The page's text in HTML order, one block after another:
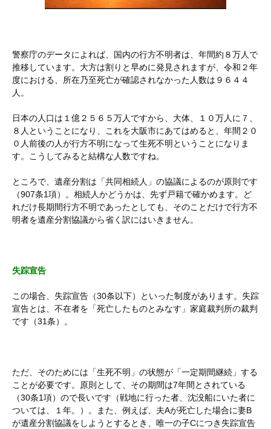
警察庁のデータによれば、国内の行方不明者は、年間約８万人で
推移しています。大方は割りと早めに発見されますが、令和２年
度における、所在乃至死亡が確認されなかった人数は９６４４
人。
日本の人口は１億２５６５万人ですから、大体、１０万人に７、
８人ということになり、これを大阪市にあてはめると、年間２０
０人前後の人が行方不明になって生死不明ということになりま
す。こうしてみると結構な人数ですね。
ところで、遺産分割は「共同相続人」の協議によるのが原則です
（907条1項）。相続人かどうかは、先ず戸籍で確かめます。ど
れだけ長期間行方不明であったとしても、そのことだけで行方不
明者を遺産分割協議から省く訳にはいきません。
失踪宣告
この場合、失踪宣告（30条以下）といった制度があります。失踪
宣告とは、不在者を「死亡したものとみなす」家庭裁判所の裁判
です（31条）。
ただ、そのためには「生死不明」の状態が「一定期間継続」する
ことが必要です。原則として、その期間は7年間とされている
（30条1項）ので長いです（戦地に行った者、沈没船にいた者に
ついては、１年。）。また、例えば、夫Aが死亡した場合に妻B
が遺産分割協議をしようとするとき、唯一の子Cにつき失踪宣告